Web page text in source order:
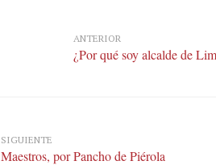
ANTERIOR
¿Por qué soy alcalde de
SIGUIENTE
Maestros, por Pancho de Piérola